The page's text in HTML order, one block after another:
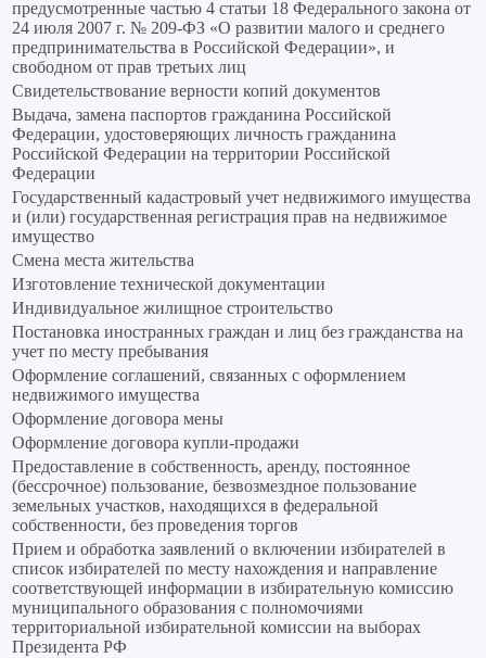
предусмотренные частью 4 статьи 18 Федерального закона от
24 июля 2007 г. № 209-ФЗ «О развитии малого и среднего
предпринимательства в Российской Федерации», и
свободном от прав третьих лиц
Свидетельствование верности копий документов
Выдача, замена паспортов гражданина Российской
Федерации, удостоверяющих личность гражданина
Российской Федерации на территории Российской
Федерации
Государственный кадастровый учет недвижимого имущества
и (или) государственная регистрация прав на недвижимое
имущество
Смена места жительства
Изготовление технической документации
Индивидуальное жилищное строительство
Постановка иностранных граждан и лиц без гражданства на
учет по месту пребывания
Оформление соглашений, связанных с оформлением
недвижимого имущества
Оформление договора мены
Оформление договора купли-продажи
Предоставление в собственность, аренду, постоянное
(бессрочное) пользование, безвозмездное пользование
земельных участков, находящихся в федеральной
собственности, без проведения торгов
Прием и обработка заявлений о включении избирателей в
список избирателей по месту нахождения и направление
соответствующей информации в избирательную комиссию
муниципального образования с полномочиями
территориальной избирательной комиссии на выборах
Президента РФ